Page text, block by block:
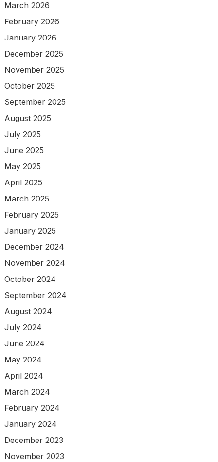
March 2026
February 2026
January 2026
December 2025
November 2025
October 2025
September 2025
August 2025
July 2025
June 2025
May 2025
April 2025
March 2025
February 2025
January 2025
December 2024
November 2024
October 2024
September 2024
August 2024
July 2024
June 2024
May 2024
April 2024
March 2024
February 2024
January 2024
December 2023
November 2023